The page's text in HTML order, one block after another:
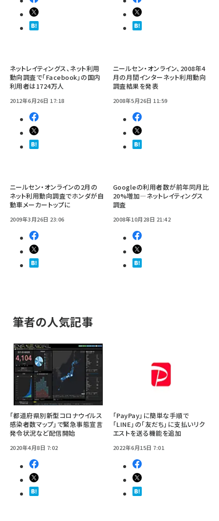
ネットレイティングス、ネット利用
動向調査で「Facebook」の国内
利用者は1724万人
2012年6月26日 17:18
ニールセン・オンライン、2008年4
月の月間インターネット利用動向
調査結果を発表
2008年5月26日 11:59
ニールセン・オンラインの2月の
ネット利用動向調査でホンダが自
動車メーカートップに
2009年3月26日 23:06
Googleの利用者数が前年同月比
20%増加―ネットレイティングス
調査
2008年10月28日 21:42
筆者の人気記事
「都道府県別新型コロナウイルス
感染者数マップ」で緊急事態宣言
発令状況など配信開始
2020年4月8日 7:02
「PayPay」に簡単な手順で
「LINE」の「友だち」に支払いリク
エストを送る機能を追加
2022年6月15日 7:01